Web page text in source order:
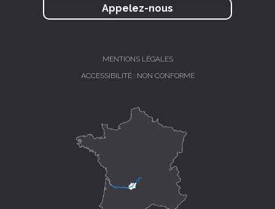
Appelez-nous
MENTIONS LÉGALES
ACCESSIBILITÉ : NON CONFORME